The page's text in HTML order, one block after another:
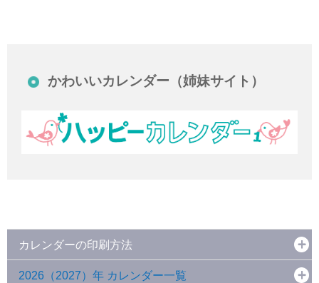
かわいいカレンダー（姉妹サイト）
カレンダーの印刷方法
2026（2027）年 カレンダー一覧